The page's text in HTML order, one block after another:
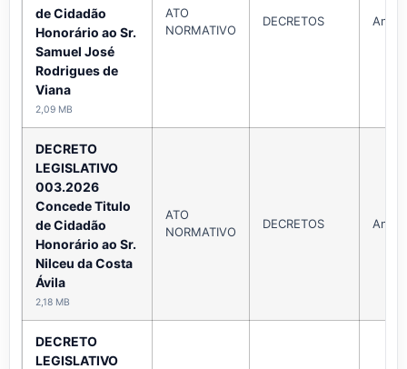
de Cidadão
Honorário ao Sr.
Samuel José
Rodrigues de
Viana
2,09 MB
ATO
NORMATIVO
DECRETOS Ano
DECRETO
LEGISLATIVO
003.2026
Concede Titulo
de Cidadão
Honorário ao Sr.
Nilceu da Costa
Ávila
2,18 MB
ATO
NORMATIVO
DECRETOS Ano
DECRETO
LEGISLATIVO